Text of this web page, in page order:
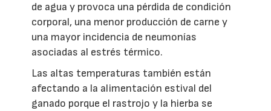
de agua y provoca una pérdida de condición
corporal, una menor producción de carne y
una mayor incidencia de neumonías
asociadas al estrés térmico.
Las altas temperaturas también están
afectando a la alimentación estival del
ganado porque el rastrojo y la hierba se